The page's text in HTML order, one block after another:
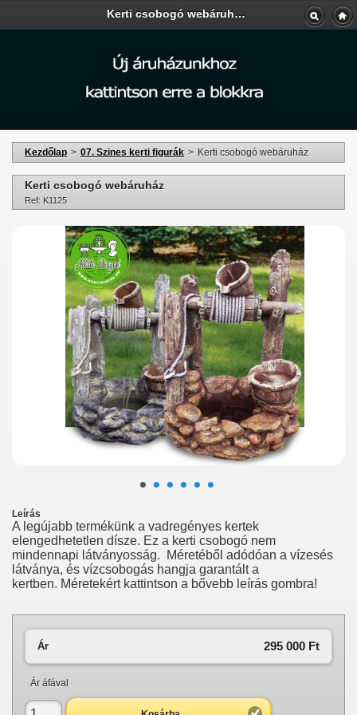
Kerti csobogó webáruház - Kerti-Áruda
Kezdőlap > 07. Szines kerti figurák > Kerti csobogó webáruház
Kerti csobogó webáruház
Ref: K1125
• • • • • •
Leírás
A legújabb termékünk a vadregényes kertek
elengedhetetlen dísze. Ez a kerti csobogó nem
mindennapi látványosság. Méretéből adódóan a vízesés
látványa, és vízcsobogás hangja garantált a
kertben. Méretekért kattintson a bővebb leírás gombra!
295 000 Ft‎
Ár
Ár áfával